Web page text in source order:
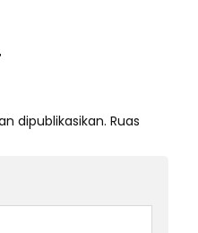
dipublikasikan. Ruas